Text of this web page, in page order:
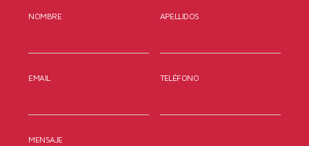
NOMBRE APELLIDOS
EMAIL TELÉFONO
MENSAJE